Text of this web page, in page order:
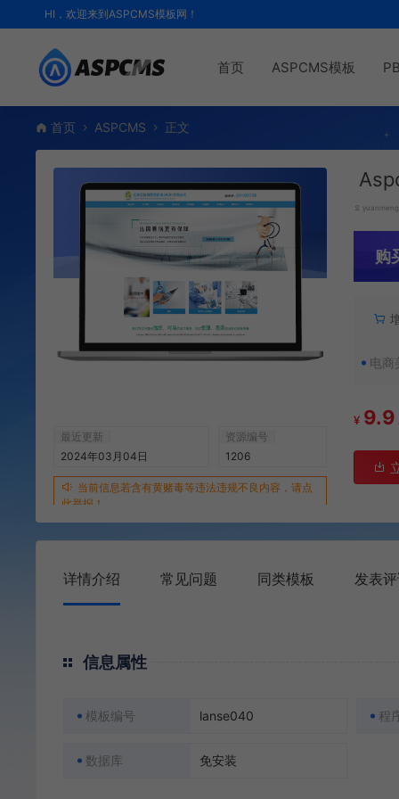
HI，欢迎来到ASPCMS模板网！
首页 ASPCMS模板
首页 ASPCMS 正文
最近更新
2024年03月04日
资源编号
1206
当前信息若含有黄赌毒等违法违规不良内容，请点
此举报！
yuanmeng
购
电商
¥ 9.9
详情介绍 常见问题 同类模板 发表
信息属性
模板编号 lanse040 程
数据库 免安装